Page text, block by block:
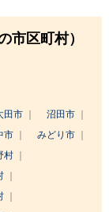
市区町村）
田市
沼田市
市
みどり市
村